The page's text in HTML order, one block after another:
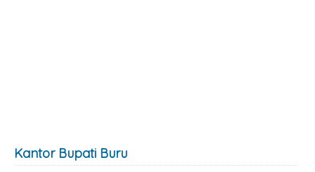
Kantor Bupati Buru